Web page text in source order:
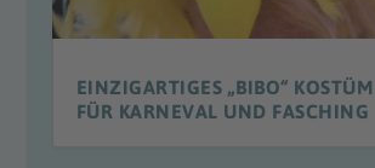
EINZIGARTIGES „BIBO“
FÜR KARNEVAL UND FASCHING